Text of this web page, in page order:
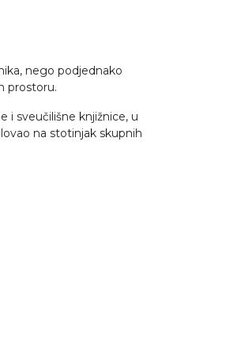
nego podjednako
prostoru.
i sveučilišne knjižnice, u
na stotinjak skupnih